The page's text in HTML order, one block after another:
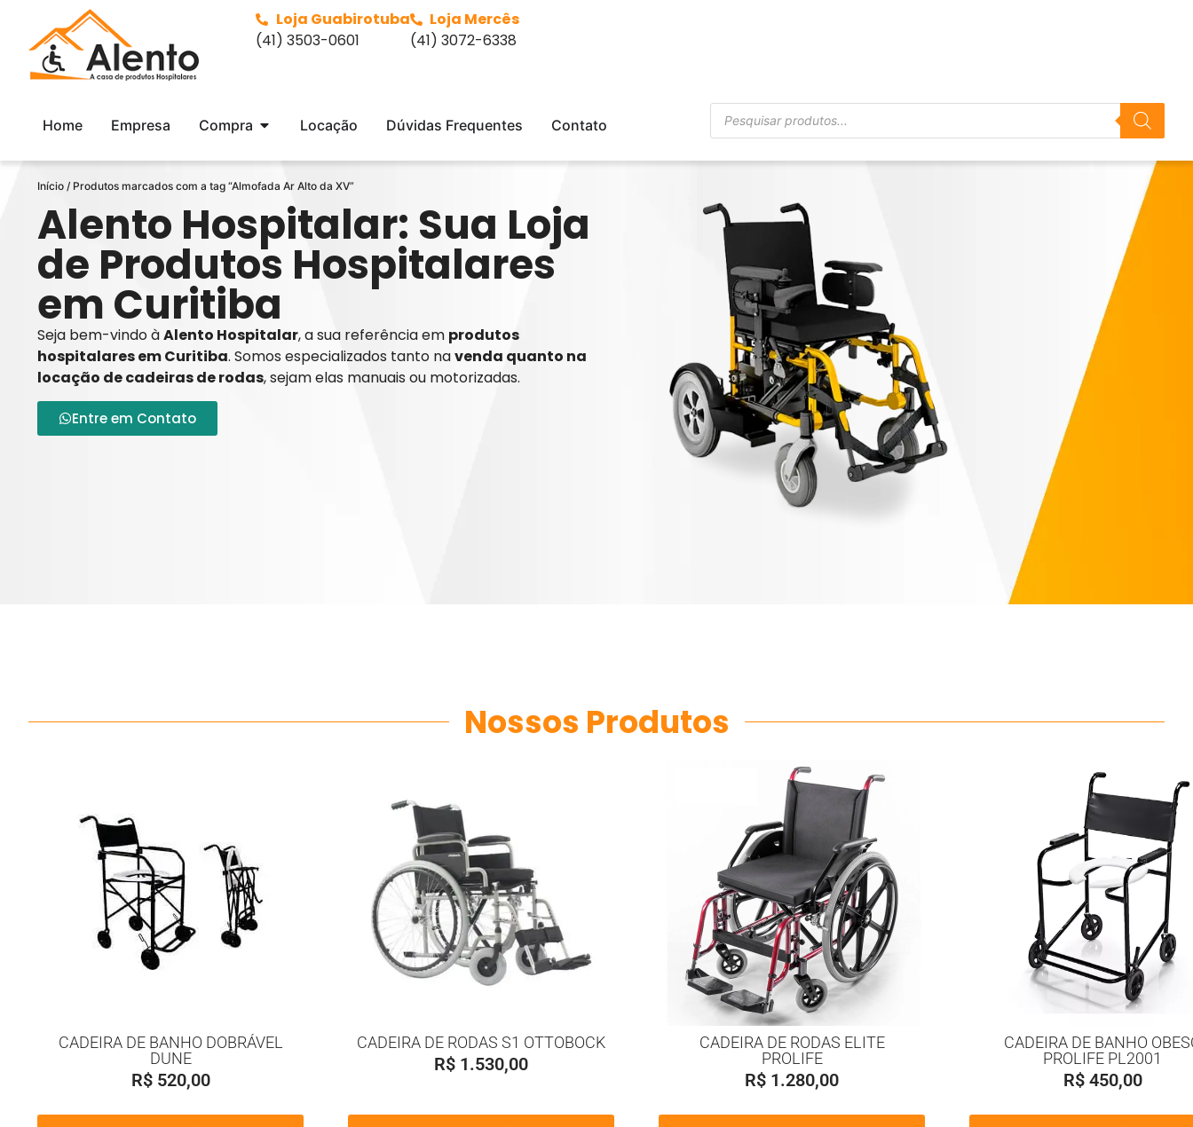
Loja Guabirotuba
(41) 3503-0601
Loja Mercês
(41) 3072-6338
Home Empresa Compra Locação Dúvidas Frequentes Contato
Início / Produtos marcados com a tag “Almofada Ar Alto da XV”
Alento Hospitalar: Sua Loja
de Produtos Hospitalares
em Curitiba
Seja bem-vindo àAlento Hospitalar, a sua referência em produtos
hospitalares em Curitiba. Somos especializados tanto navenda quanto na
locação de cadeiras de rodas, sejam elas manuais ou motorizadas.
Entre em Contato
Nossos Produtos
CADEIRA DE BANHO DOBRÁVEL
DUNE
R$520,00
CADEIRA DE RODAS S1 OTTOBOCK
R$ 1.530,00
CADEIRA DE RODAS ELITE
PROLIFE
R$ 1.280,00
CADEIRA DE BANHO
PROLIFE PL2001
R$450,00